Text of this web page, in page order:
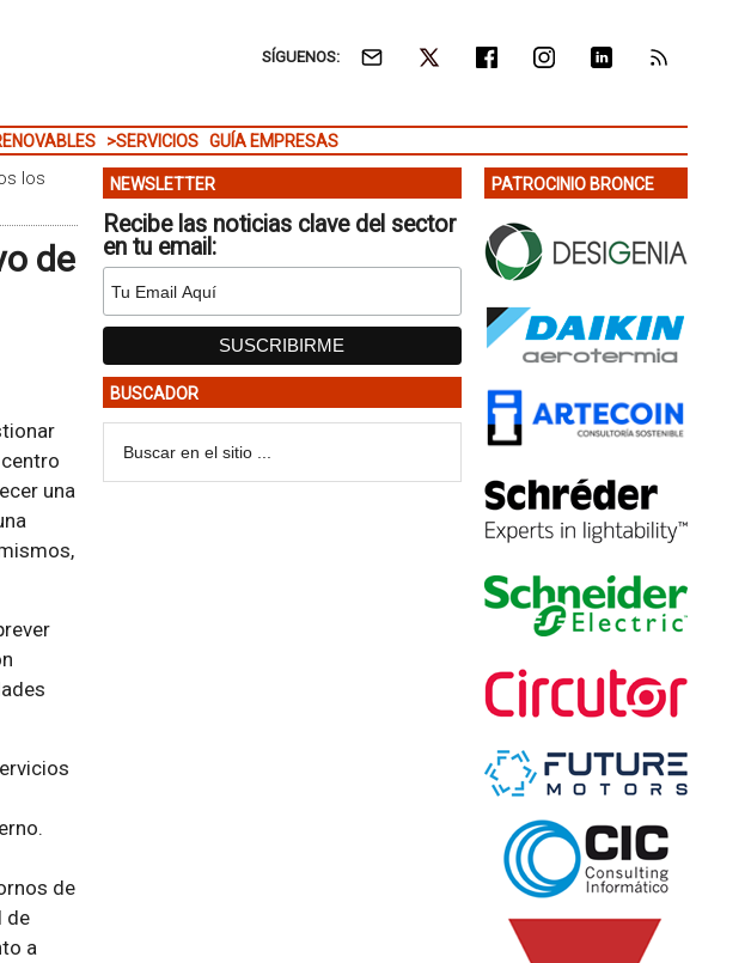
SÍGUENOS:
>SERVICIOS GUÍA EMPRESAS
los
de
una
de
de
a
NEWSLETTER
Recibe las noticias clave del sector
en tu email:
BUSCADOR
PATROCINIO BRONCE